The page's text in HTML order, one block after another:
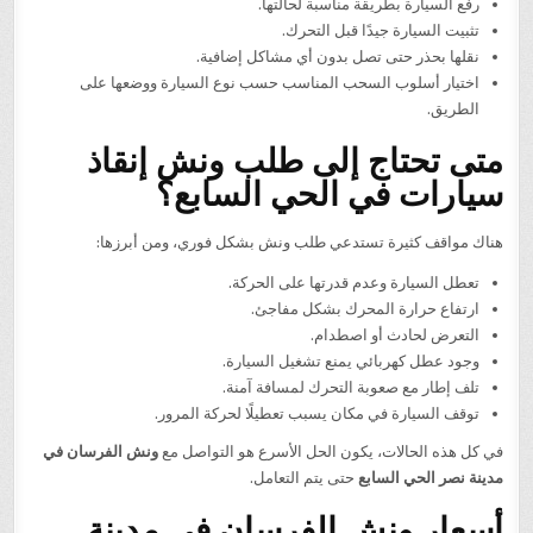
رفع السيارة بطريقة مناسبة لحالتها.
تثبيت السيارة جيدًا قبل التحرك.
نقلها بحذر حتى تصل بدون أي مشاكل إضافية.
اختيار أسلوب السحب المناسب حسب نوع السيارة ووضعها على
الطريق.
متى تحتاج إلى طلب ونش إنقاذ
سيارات في الحي السابع؟
هناك مواقف كثيرة تستدعي طلب ونش بشكل فوري، ومن أبرزها:
تعطل السيارة وعدم قدرتها على الحركة.
ارتفاع حرارة المحرك بشكل مفاجئ.
التعرض لحادث أو اصطدام.
وجود عطل كهربائي يمنع تشغيل السيارة.
تلف إطار مع صعوبة التحرك لمسافة آمنة.
توقف السيارة في مكان يسبب تعطيلًا لحركة المرور.
في كل هذه الحالات، يكون الحل الأسرع هو التواصل معونش الفرسان في
مدينة نصر الحي السابع حتى يتم التعامل.